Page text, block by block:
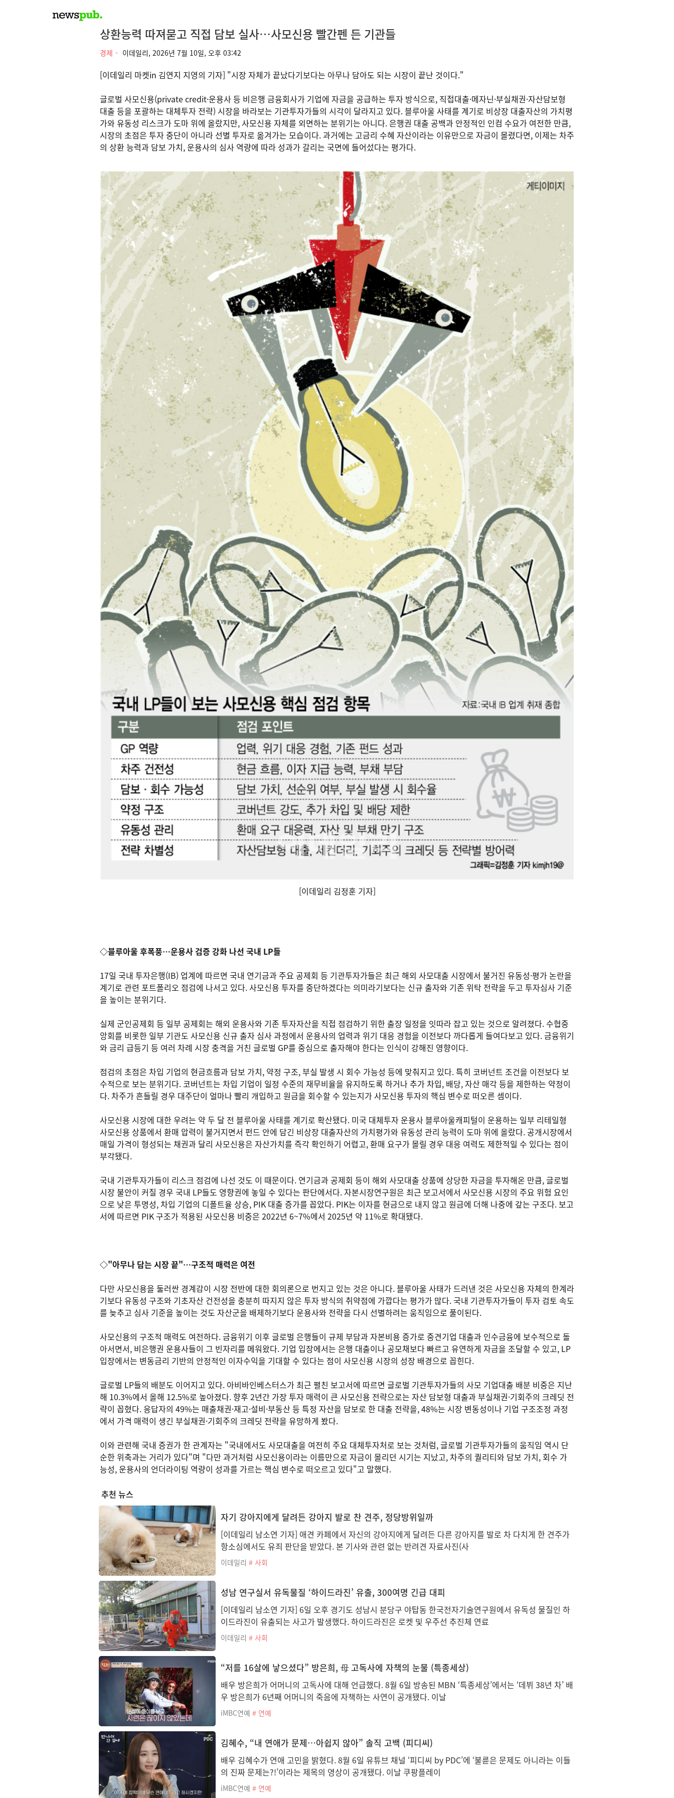
상환능력 따져묻고 직접 담보 실사…사모신용 빨간펜 든 기관들
경제 이데일리, 2026년 7월 10일, 오후 03:42
[이데일리 마켓in 김연지 지영의 기자] "시장 자체가 끝났다기보다는 아무나 담아도 되는 시장이 끝난 것이다."
글로벌 사모신용(private credit·운용사 등 비은행 금융회사가 기업에 자금을 공급하는 투자 방식으로, 직접대출·메자닌·부실채권·자산담보형
대출 등을 포괄하는 대체투자 전략) 시장을 바라보는 기관투자가들의 시각이 달라지고 있다. 블루아울 사태를 계기로 비상장 대출자산의 가치평
가와 유동성 리스크가 도마 위에 올랐지만, 사모신용 자체를 외면하는 분위기는 아니다. 은행권 대출 공백과 안정적인 인컴 수요가 여전한 만큼,
시장의 초점은 투자 중단이 아니라 선별 투자로 옮겨가는 모습이다. 과거에는 고금리 수혜 자산이라는 이유만으로 자금이 몰렸다면, 이제는 차주
의 상환 능력과 담보 가치, 운용사의 심사 역량에 따라 성과가 갈리는 국면에 들어섰다는 평가다.
[이데일리 김정훈 기자]
◇블루아울 후폭풍…운용사 검증 강화 나선 국내 LP들
17일 국내 투자은행(IB) 업계에 따르면 국내 연기금과 주요 공제회 등 기관투자가들은 최근 해외 사모대출 시장에서 불거진 유동성·평가 논란을
계기로 관련 포트폴리오 점검에 나서고 있다. 사모신용 투자를 중단하겠다는 의미라기보다는 신규 출자와 기존 위탁 전략을 두고 투자심사 기준
을 높이는 분위기다.
실제 군인공제회 등 일부 공제회는 해외 운용사와 기존 투자자산을 직접 점검하기 위한 출장 일정을 잇따라 잡고 있는 것으로 알려졌다. 수협중
앙회를 비롯한 일부 기관도 사모신용 신규 출자 심사 과정에서 운용사의 업력과 위기 대응 경험을 이전보다 까다롭게 들여다보고 있다. 금융위기
와 금리 급등기 등 여러 차례 시장 충격을 거친 글로벌 GP를 중심으로 출자해야 한다는 인식이 강해진 영향이다.
점검의 초점은 차입 기업의 현금흐름과 담보 가치, 약정 구조, 부실 발생 시 회수 가능성 등에 맞춰지고 있다. 특히 코버넌트 조건을 이전보다 보
수적으로 보는 분위기다. 코버넌트는 차입 기업이 일정 수준의 재무비율을 유지하도록 하거나 추가 차입, 배당, 자산 매각 등을 제한하는 약정이
다. 차주가 흔들릴 경우 대주단이 얼마나 빨리 개입하고 원금을 회수할 수 있는지가 사모신용 투자의 핵심 변수로 떠오른 셈이다.
사모신용 시장에 대한 우려는 약 두 달 전 블루아울 사태를 계기로 확산됐다. 미국 대체투자 운용사 블루아울캐피털이 운용하는 일부 리테일형
사모신용 상품에서 환매 압력이 불거지면서 펀드 안에 담긴 비상장 대출자산의 가치평가와 유동성 관리 능력이 도마 위에 올랐다. 공개시장에서
매일 가격이 형성되는 채권과 달리 사모신용은 자산가치를 즉각 확인하기 어렵고, 환매 요구가 몰릴 경우 대응 여력도 제한적일 수 있다는 점이
부각됐다.
국내 기관투자가들이 리스크 점검에 나선 것도 이 때문이다. 연기금과 공제회 등이 해외 사모대출 상품에 상당한 자금을 투자해온 만큼, 글로벌
시장 불안이 커질 경우 국내 LP들도 영향권에 놓일 수 있다는 판단에서다. 자본시장연구원은 최근 보고서에서 사모신용 시장의 주요 위험 요인
으로 낮은 투명성, 차입 기업의 디폴트율 상승, PIK 대출 증가를 꼽았다. PIK는 이자를 현금으로 내지 않고 원금에 더해 나중에 갚는 구조다. 보고
서에 따르면 PIK 구조가 적용된 사모신용 비중은 2022년 6~7%에서 2025년 약 11%로 확대됐다.
◇"아무나 담는 시장 끝"…구조적 매력은 여전
다만 사모신용을 둘러싼 경계감이 시장 전반에 대한 회의론으로 번지고 있는 것은 아니다. 블루아울 사태가 드러낸 것은 사모신용 자체의 한계라
기보다 유동성 구조와 기초자산 건전성을 충분히 따지지 않은 투자 방식의 취약점에 가깝다는 평가가 많다. 국내 기관투자가들이 투자 검토 속도
를 늦추고 심사 기준을 높이는 것도 자산군을 배제하기보다 운용사와 전략을 다시 선별하려는 움직임으로 풀이된다.
사모신용의 구조적 매력도 여전하다. 금융위기 이후 글로벌 은행들이 규제 부담과 자본비용 증가로 중견기업 대출과 인수금융에 보수적으로 돌
아서면서, 비은행권 운용사들이 그 빈자리를 메워왔다. 기업 입장에서는 은행 대출이나 공모채보다 빠르고 유연하게 자금을 조달할 수 있고, LP
입장에서는 변동금리 기반의 안정적인 이자수익을 기대할 수 있다는 점이 사모신용 시장의 성장 배경으로 꼽힌다.
글로벌 LP들의 배분도 이어지고 있다. 아비바인베스터스가 최근 펼친 보고서에 따르면 글로벌 기관투자가들의 사모 기업대출 배분 비중은 지난
해 10.3%에서 올해 12.5%로 높아졌다. 향후 2년간 가장 투자 매력이 큰 사모신용 전략으로는 자산 담보형 대출과 부실채권·기회주의 크레딧 전
략이 꼽혔다. 응답자의 49%는 매출채권·재고·설비·부동산 등 특정 자산을 담보로 한 대출 전략을, 48%는 시장 변동성이나 기업 구조조정 과정
에서 가격 매력이 생긴 부실채권·기회주의 크레딧 전략을 유망하게 봤다.
이와 관련해 국내 증권가 한 관계자는 "국내에서도 사모대출을 여전히 주요 대체투자처로 보는 것처럼, 글로벌 기관투자가들의 움직임 역시 단
순한 위축과는 거리가 있다"며 "다만 과거처럼 사모신용이라는 이름만으로 자금이 몰리던 시기는 지났고, 차주의 퀄리티와 담보 가치, 회수 가
능성, 운용사의 언더라이팅 역량이 성과를 가르는 핵심 변수로 떠오르고 있다"고 말했다.
추천 뉴스
자기 강아지에게 달려든 강아지 발로 찬 견주, 정당방위일까
[이데일리 남소연 기자] 애견 카페에서 자신의 강아지에게 달려든 다른 강아지를 발로 차 다치게 한 견주가
항소심에서도 유죄 판단을 받았다. 본 기사와 관련 없는 반려견 자료사진(사
이데일리 # 사회
성남 연구실서 유독물질 ‘하이드라진’ 유출, 300여명 긴급 대피
[이데일리 남소연 기자] 6일 오후 경기도 성남시 분당구 야탑동 한국전자기술연구원에서 유독성 물질인 하
이드라진이 유출되는 사고가 발생했다. 하이드라진은 로켓 및 우주선 추진체 연료
이데일리 # 사회
“저를 16살에 낳으셨다” 방은희, 母 고독사에 자책의 눈물 (특종세상)
배우 방은희가 어머니의 고독사에 대해 언급했다. 8월 6일 방송된 MBN ‘특종세상’에서는 ‘데뷔 38년 차’ 배
우 방은희가 6년째 어머니의 죽음에 자책하는 사연이 공개됐다. 이날
iMBC연예 # 연예
김혜수, “내 연애가 문제…아쉽지 않아” 솔직 고백 (피디씨)
배우 김혜수가 연애 고민을 밝혔다. 8월 6일 유튜브 채널 ‘피디씨 by PDC’에 ‘불륜은 문제도 아니라는 이들
의 진짜 문제는?!’이라는 제목의 영상이 공개됐다. 이날 쿠팡플레이
iMBC연예 # 연예